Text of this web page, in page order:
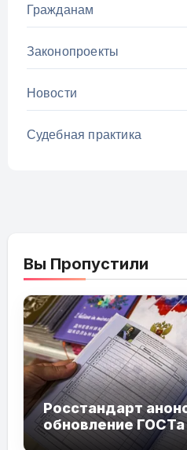
Гражданам
Законопроекты
Новости
Судебная практика
Вы Пропустили
Росстандарт
обновление
дневники к 2027